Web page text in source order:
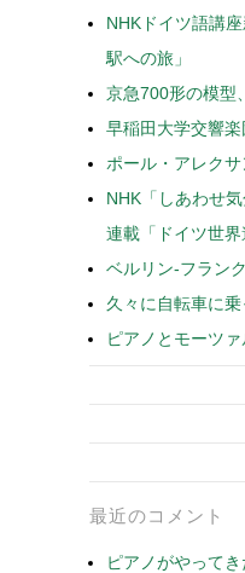
NHKドイツ語講
駅への旅」
京急700形の模型
早稲田大学交響
ポール・アレク
NHK「しあわせ
連載「ドイツ世界
ベルリン-フラン
久々に自転車に乗
ピアノとモーツ
最近のコメント
ピアノがやってき